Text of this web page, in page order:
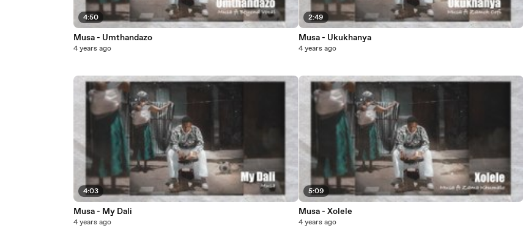
4:50
Musa - Umthandazo
4 years ago
4:03
Musa - My Dali
4 years ago
2:49
Musa - Ukukhanya
4 years ago
5:09
Musa - Xolele
4 years ago